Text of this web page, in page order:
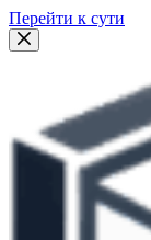
Перейти к сути